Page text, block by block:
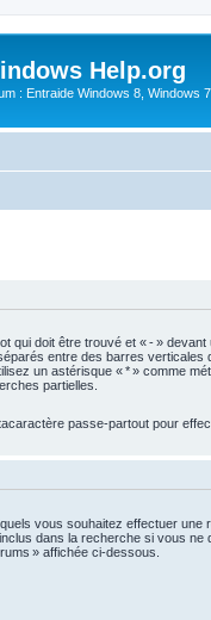
Help.org
: Entraide Windows 8, Windows
qui doit être trouvé et « - » devant
entre des barres verticales
un astérisque « * » comme
partielles.
passe-partout pour
vous souhaitez effectuer une
dans la recherche si vous ne
» affichée ci-dessous.